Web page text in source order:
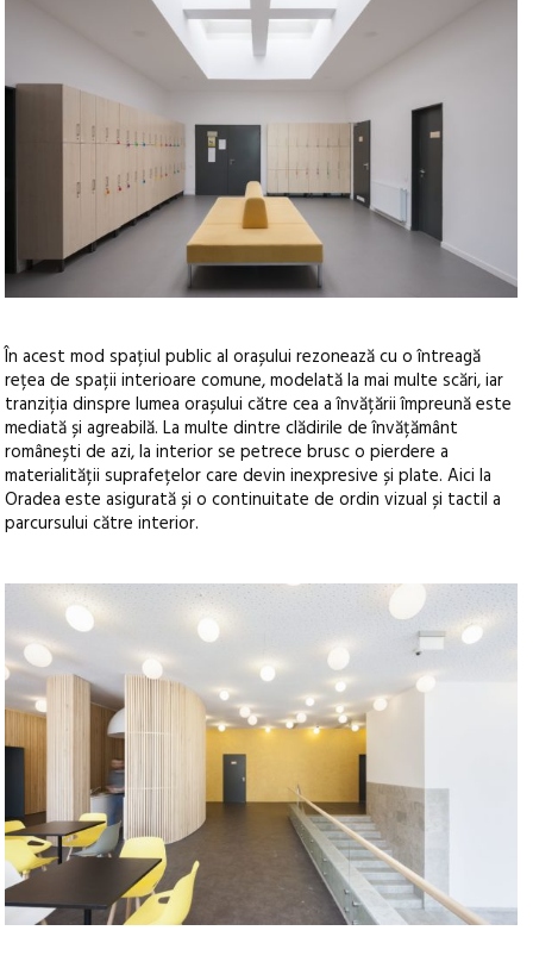
În acest mod spațiul public al orașului rezonează cu o întreagă
rețea de spații interioare comune, modelată la mai multe scări, iar
tranziția dinspre lumea orașului către cea a învățării împreună este
mediată și agreabilă. La multe dintre clădirile de învățământ
românești de azi, la interior se petrece brusc o pierdere a
materialității suprafețelor care devin inexpresive și plate. Aici la
Oradea este asigurată și o continuitate de ordin vizual și tactil a
parcursului către interior.